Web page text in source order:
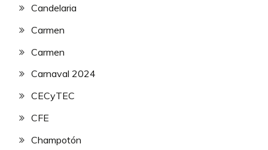
Candelaria
Carmen
Carmen
Carnaval 2024
CECyTEC
CFE
Champotón